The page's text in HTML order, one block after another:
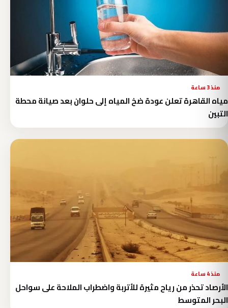
منذ 3 ساعة
مياه القاهرة تعلن عودة ضخ المياه إلى حلوان بعد صيانة محطة
التبين
منذ 4 ساعة
الأرصاد تحذر من رياح مثيرة للأتربة واضطراب الملاحة على سواحل
البحر المتوسط